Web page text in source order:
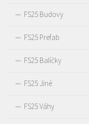
FS25 Budovy
FS25 Prefab
FS25 Balíčky
FS25 Jiné
FS25 Váhy